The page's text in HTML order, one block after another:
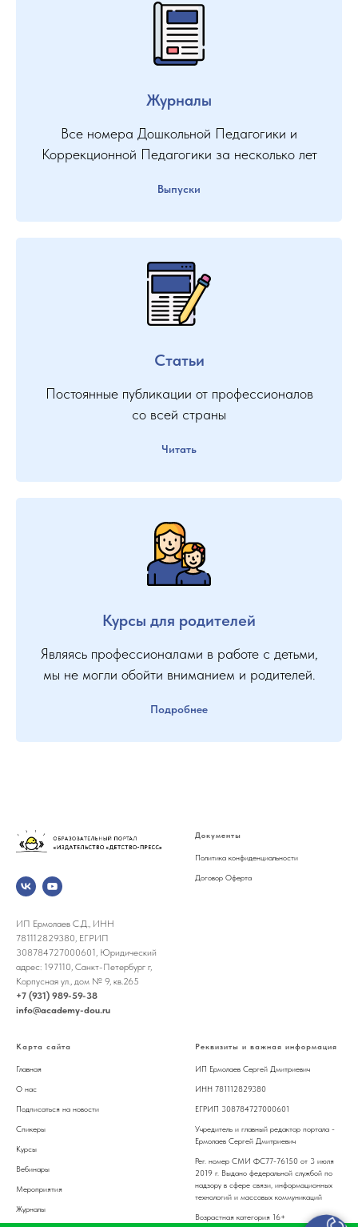
Журналы
Все номера Дошкольной Педагогики и
Коррекционной Педагогики за несколько лет
Выпуски
Статьи
Постоянные публикации от профессионалов
со всей страны
Читать
Курсы для родителей
Являясь профессионалами в работе с детьми,
мы не могли обойти вниманием и родителей.
Подробнее
ИП Ермолаев С.Д., ИНН
781112829380, ЕГРИП
308784727000601, Юридический
адрес: 197110, Санкт-Петербург г,
Корпусная ул., дом № 9, кв.265
+7 (931) 989-59-38
info@academy-dou.ru
Документы
Политика конфиденциальности
Договор Оферта
Карта сайта
Главная
О нас
Подписаться на новости
Спикеры
Курсы
Вебинары
Мероприятия
Журналы
Реквизиты и важная информация
ИП Ермолаев Сергей Дмитриевич
ИНН 781112829380
ЕГРИП 308784727000601
Учредитель и главный редактор портала -
Ермолаев Сергей Дмитриевич
Рег. номер СМИ ФС77-76150 от 3 июля
2019 г. Выдано федеральной службой по
надзору в сфере связи, информационных
технологий и массовых коммуникаций
Возрастная категория 16+